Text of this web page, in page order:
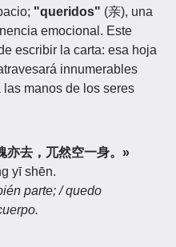
"queridos" (亲), una
emocional. Este
escribir la carta: esa hoja
innumerables
manos de los seres
去，兀然空一身。»
yī shēn.
parte; / quedo